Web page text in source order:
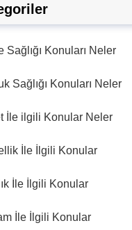
Sağlığı Konuları Neler
Sağlığı Konuları Neler
İle ilgili Konular Neler
İle İlgili Konular
İle İlgili Konular
İle İlgili Konular